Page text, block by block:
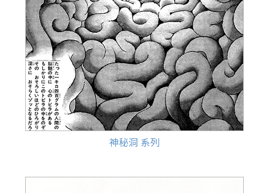
神秘洞 系列